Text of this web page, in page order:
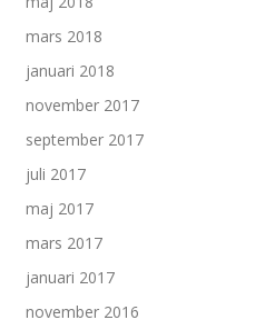
mars 2018
januari 2018
november 2017
september 2017
juli 2017
maj 2017
mars 2017
januari 2017
november 2016